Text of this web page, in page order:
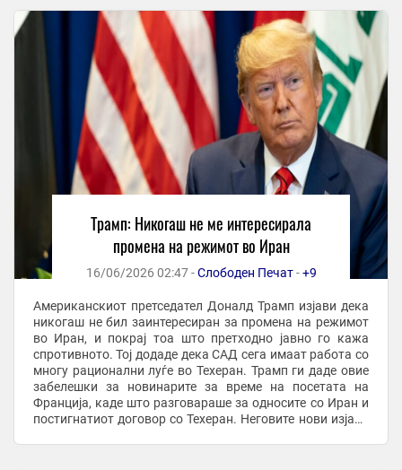
Трамп: Никогаш не ме интересирала
промена на режимот во Иран
16/06/2026 02:47 -Слободен Печат-+9
Американскиот претседател Доналд Трамп изјави дека
никогаш не бил заинтересиран за промена на режимот
во Иран, и покрај тоа што претходно јавно го кажа
спротивното. Тој додаде дека САД сега имаат работа со
многу рационални луѓе во Техеран. Трамп ги даде овие
забелешки за новинарите за време на посетата на
Франција, каде што разговараше за односите со Иран и
постигнатиот договор со Техеран. Неговите нови изјави